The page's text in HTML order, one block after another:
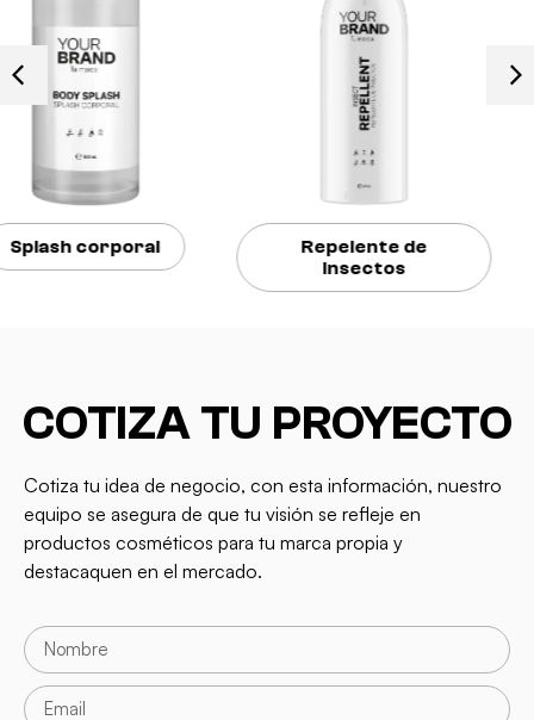
Repelente de
insectos
Colonia
COTIZA TU PROYECTO
Cotiza tu idea de negocio, con esta información, nuestro
equipo se asegura de que tu visión se refleje en
productos cosméticos para tu marca propia y
destacaquen en el mercado.